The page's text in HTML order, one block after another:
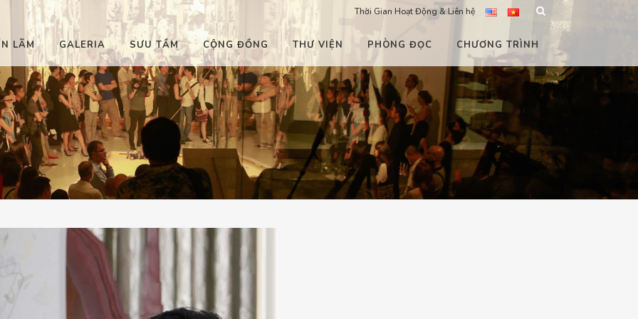
Thời Gian Hoạt Động & Liên hệ
LÃM GALERIA SƯU TẦM CỘNG ĐỒNG THƯ VIỆN PHÒNG ĐỌC CHƯƠNG TRÌNH